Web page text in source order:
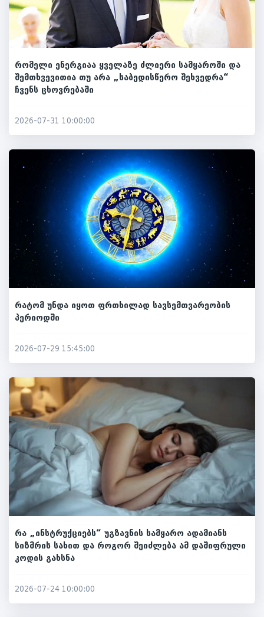
რომელი ენერგიაა ყველაზე ძლიერი სამყაროში და
შემთხვევითია თუ არა „საბედისწერო შეხვედრა“
ჩვენს ცხოვრებაში
2026-07-31 10:00:00
რატომ უნდა იყოთ ფრთხილად სავსემთვარეობის
პერიოდში
2026-07-29 15:45:00
რა „ინსტრუქციებს“ უგზავნის სამყარო ადამიანს
სიზმრის სახით და როგორ შეიძლება ამ დაშიფრული
კოდის გახსნა
2026-07-24 10:00:00